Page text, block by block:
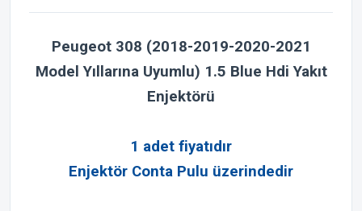
Peugeot 308 (2018-2019-2020-2021
Model Yıllarına Uyumlu) 1.5 Blue Hdi Yakıt
Enjektörü
1 adet fiyatıdır
Enjektör Conta Pulu üzerindedir